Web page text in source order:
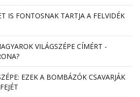
IS FONTOSNAK TARTJA A FELVIDÉK
VILÁGSZÉPE CÍMÉRT -
EZEK A BOMBÁZÓK CSAVARJÁK